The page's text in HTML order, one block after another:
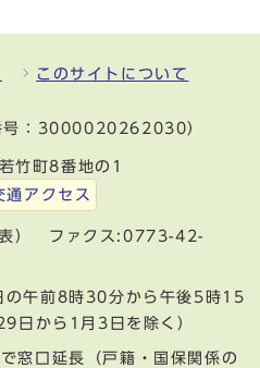
このサイトについて
号：3000020262030）
竹町8番地の1
通アクセス
表） ファクス:0773-42-
午前8時30分から午後5時15
日から1月3日を除く）
窓口延長（戸籍・国保関係の